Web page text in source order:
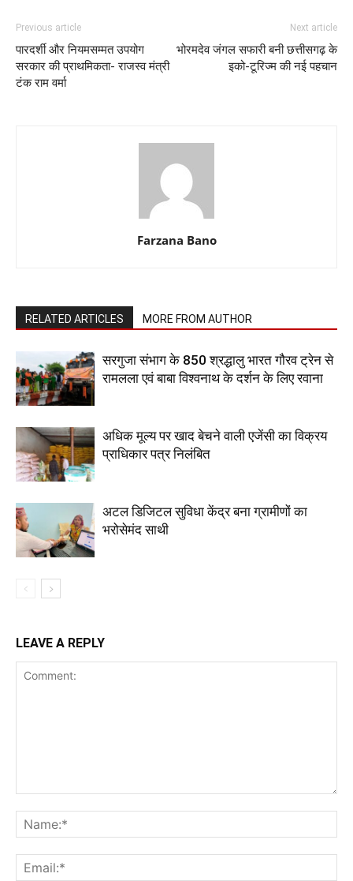
Previous article
पारदर्शी और नियमसम्मत उपयोग
सरकार की प्राथमिकता- राजस्व मंत्री
टंक राम वर्मा
Next article
भोरमदेव जंगल सफारी बनी छत्तीसगढ़ के
इको-टूरिज्म की नई पहचान
Farzana Bano
RELATED ARTICLES MORE FROM AUTHOR
सरगुजा संभाग के 850 श्रद्धालु भारत गौरव ट्रेन से
रामलला एवं बाबा विश्वनाथ के दर्शन के लिए रवाना
अधिक मूल्य पर खाद बेचने वाली एजेंसी का विक्रय
प्राधिकार पत्र निलंबित
अटल डिजिटल सुविधा केंद्र बना ग्रामीणों का
भरोसेमंद साथी
LEAVE A REPLY